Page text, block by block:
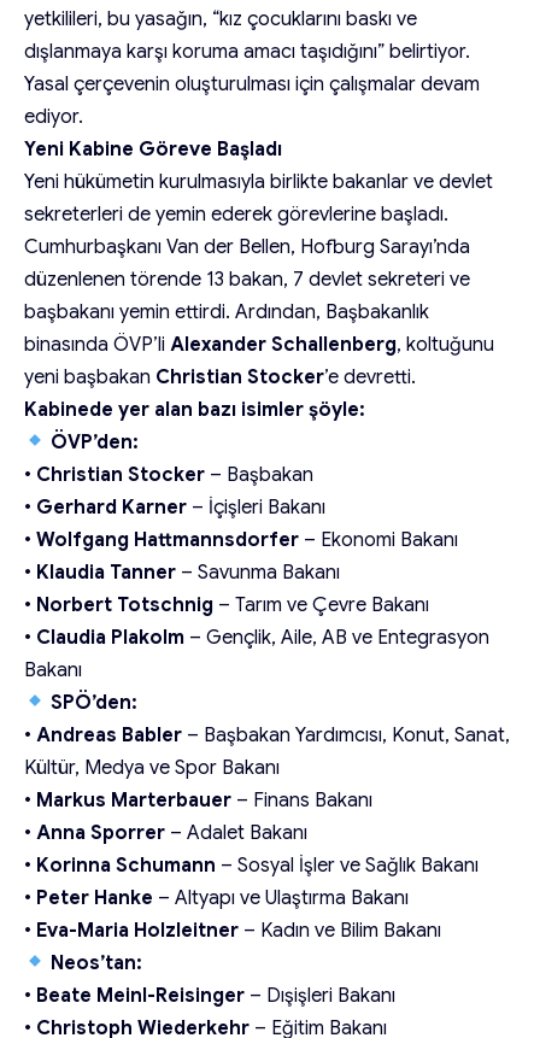
yetkilileri, bu yasağın, “kız çocuklarını baskı ve
dışlanmaya karşı koruma amacı taşıdığını” belirtiyor.
Yasal çerçevenin oluşturulması için çalışmalar devam
ediyor.
Yeni Kabine Göreve Başladı
Yeni hükümetin kurulmasıyla birlikte bakanlar ve devlet
sekreterleri de yemin ederek görevlerine başladı.
Cumhurbaşkanı Van der Bellen, Hofburg Sarayı’nda
düzenlenen törende 13 bakan, 7 devlet sekreteri ve
başbakanı yemin ettirdi. Ardından, Başbakanlık
binasında ÖVP’li Alexander Schallenberg, koltuğunu
yeni başbakan Christian Stocker’e devretti.
Kabinede yer alan bazı isimler şöyle:
ÖVP’den:
• Christian Stocker – Başbakan
• Gerhard Karner – İçişleri Bakanı
• Wolfgang Hattmannsdorfer – Ekonomi Bakanı
• Klaudia Tanner – Savunma Bakanı
• Norbert Totschnig – Tarım ve Çevre Bakanı
• Claudia Plakolm – Gençlik, Aile, AB ve Entegrasyon
Bakanı
SPÖ’den:
• Andreas Babler – Başbakan Yardımcısı, Konut, Sanat,
Kültür, Medya ve Spor Bakanı
• Markus Marterbauer – Finans Bakanı
• Anna Sporrer – Adalet Bakanı
• Korinna Schumann – Sosyal İşler ve Sağlık Bakanı
• Peter Hanke – Altyapı ve Ulaştırma Bakanı
• Eva-Maria Holzleitner – Kadın ve Bilim Bakanı
Neos’tan:
• Beate Meinl-Reisinger – Dışişleri Bakanı
• Christoph Wiederkehr – Eğitim Bakanı